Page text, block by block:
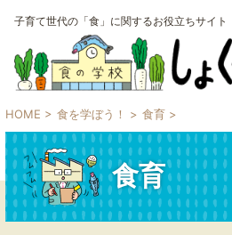
子育て世代の「食」に関するお役立ちサイト
HOME > 食を学ぼう！ > 食育 >
食育